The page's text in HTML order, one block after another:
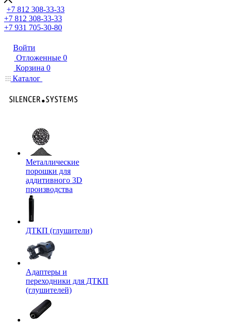
+7 812 308-33-33
+7 812 308-33-33
+7 931 705-30-80
Войти
Отложенные 0
Корзина 0
Каталог
Металлические
порошки для
аддитивного 3D
производства
ДТКП (глушители)
Адаптеры и
переходники для ДТКП
(глушителей)